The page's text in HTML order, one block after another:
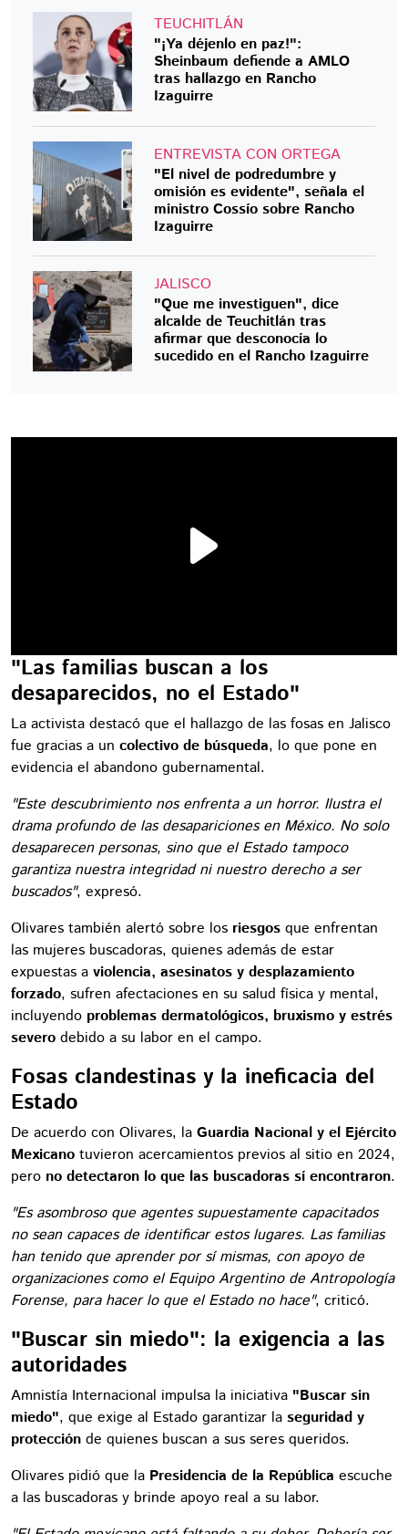
TEUCHITLÁN
"¡Ya déjenlo en paz!":
Sheinbaum defiende a AMLO
tras hallazgo en Rancho
Izaguirre
ENTREVISTA CON ORTEGA
"El nivel de podredumbre y
omisión es evidente", señala el
ministro Cossío sobre Rancho
Izaguirre
JALISCO
"Que me investiguen", dice
alcalde de Teuchitlán tras
afirmar que desconocía lo
sucedido en el Rancho Izaguirre
"Las familias buscan a los
desaparecidos, no el Estado"
La activista destacó que el hallazgo de las fosas en Jalisco
fue gracias a un colectivo de búsqueda, lo que pone en
evidencia el abandono gubernamental.
"Este descubrimiento nos enfrenta a un horror. Ilustra el
drama profundo de las desapariciones en México. No solo
desaparecen personas, sino que el Estado tampoco
garantiza nuestra integridad ni nuestro derecho a ser
buscados", expresó.
Olivares también alertó sobre los riesgos que enfrentan
las mujeres buscadoras, quienes además de estar
expuestas a violencia, asesinatos y desplazamiento
forzado, sufren afectaciones en su salud física y mental,
incluyendo problemas dermatológicos, bruxismo y estrés
severo debido a su labor en el campo.
Fosas clandestinas y la ineficacia del
Estado
De acuerdo con Olivares, la Guardia Nacional y el Ejército
Mexicano tuvieron acercamientos previos al sitio en 2024,
pero no detectaron lo que las buscadoras sí encontraron.
"Es asombroso que agentes supuestamente capacitados
no sean capaces de identificar estos lugares. Las familias
han tenido que aprender por sí mismas, con apoyo de
organizaciones como el Equipo Argentino de Antropología
Forense, para hacer lo que el Estado no hace", criticó.
"Buscar sin miedo": la exigencia a las
autoridades
Amnistía Internacional impulsa la iniciativa "Buscar sin
miedo", que exige al Estado garantizar la seguridad y
protección de quienes buscan a sus seres queridos.
Olivares pidió que la Presidencia de la República escuche
a las buscadoras y brinde apoyo real a su labor.